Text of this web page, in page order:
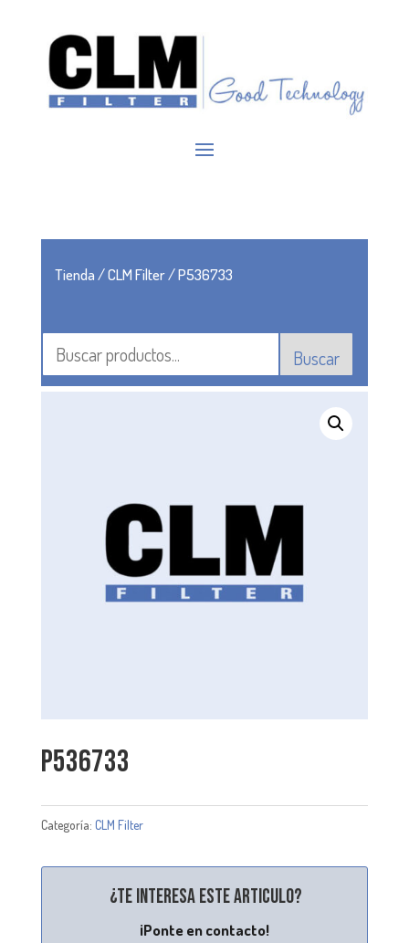
Tienda/CLM Filter/ P536733
Buscar
P536733
Categoría: CLM Filter
¿Te interesa este articulo?
¡Ponte en contacto!